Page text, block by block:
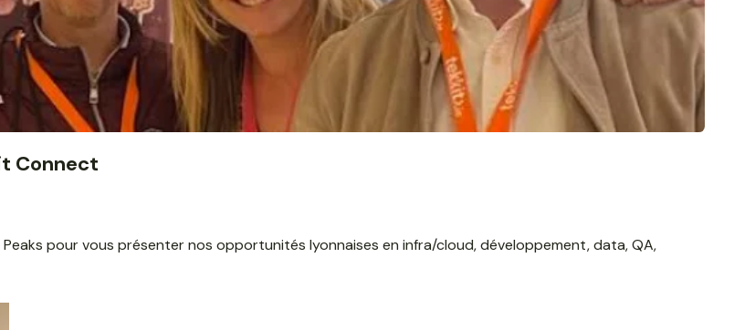
Connect
pour vous présenter nos opportunités lyonnaises en infra/cloud, développement, data, QA,